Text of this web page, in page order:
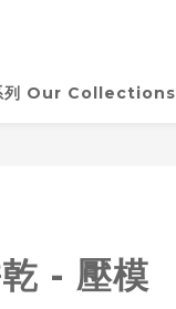
列 Our Collections
- 壓模